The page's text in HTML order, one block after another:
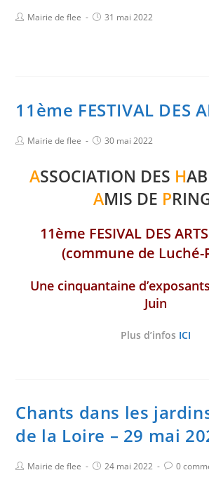
Mairie de flee 31 mai 2022
11ème FESTIVAL DES
Mairie de flee 30 mai 2022
ASSOCIATION DES H
AMIS DE P
11ème FESIVAL DES
(commune de Luché-
Une cinquantaine
Juin
Plus d’infos ICI
Chants dans les
de la Loire – 29 mai
Mairie de flee 24 mai 2022 0